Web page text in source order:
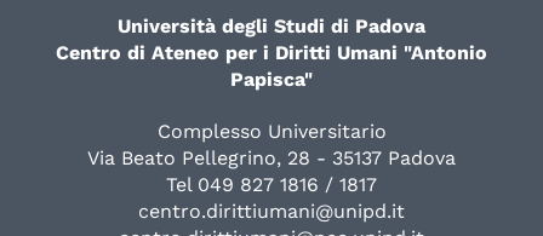
Università degli Studi di Padova
Centro di Ateneo per i Diritti Umani "Antonio
Papisca"
Complesso Universitario
Via Beato Pellegrino, 28 - 35137 Padova
Tel 049 827 1816 / 1817
centro.dirittiumani@unipd.it